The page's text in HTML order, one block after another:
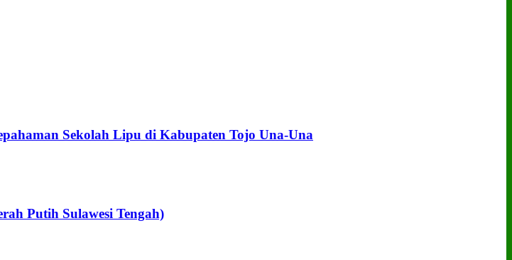
Sekolah Lipu di Kabupaten Tojo Una‑Una
Putih Sulawesi Tengah)